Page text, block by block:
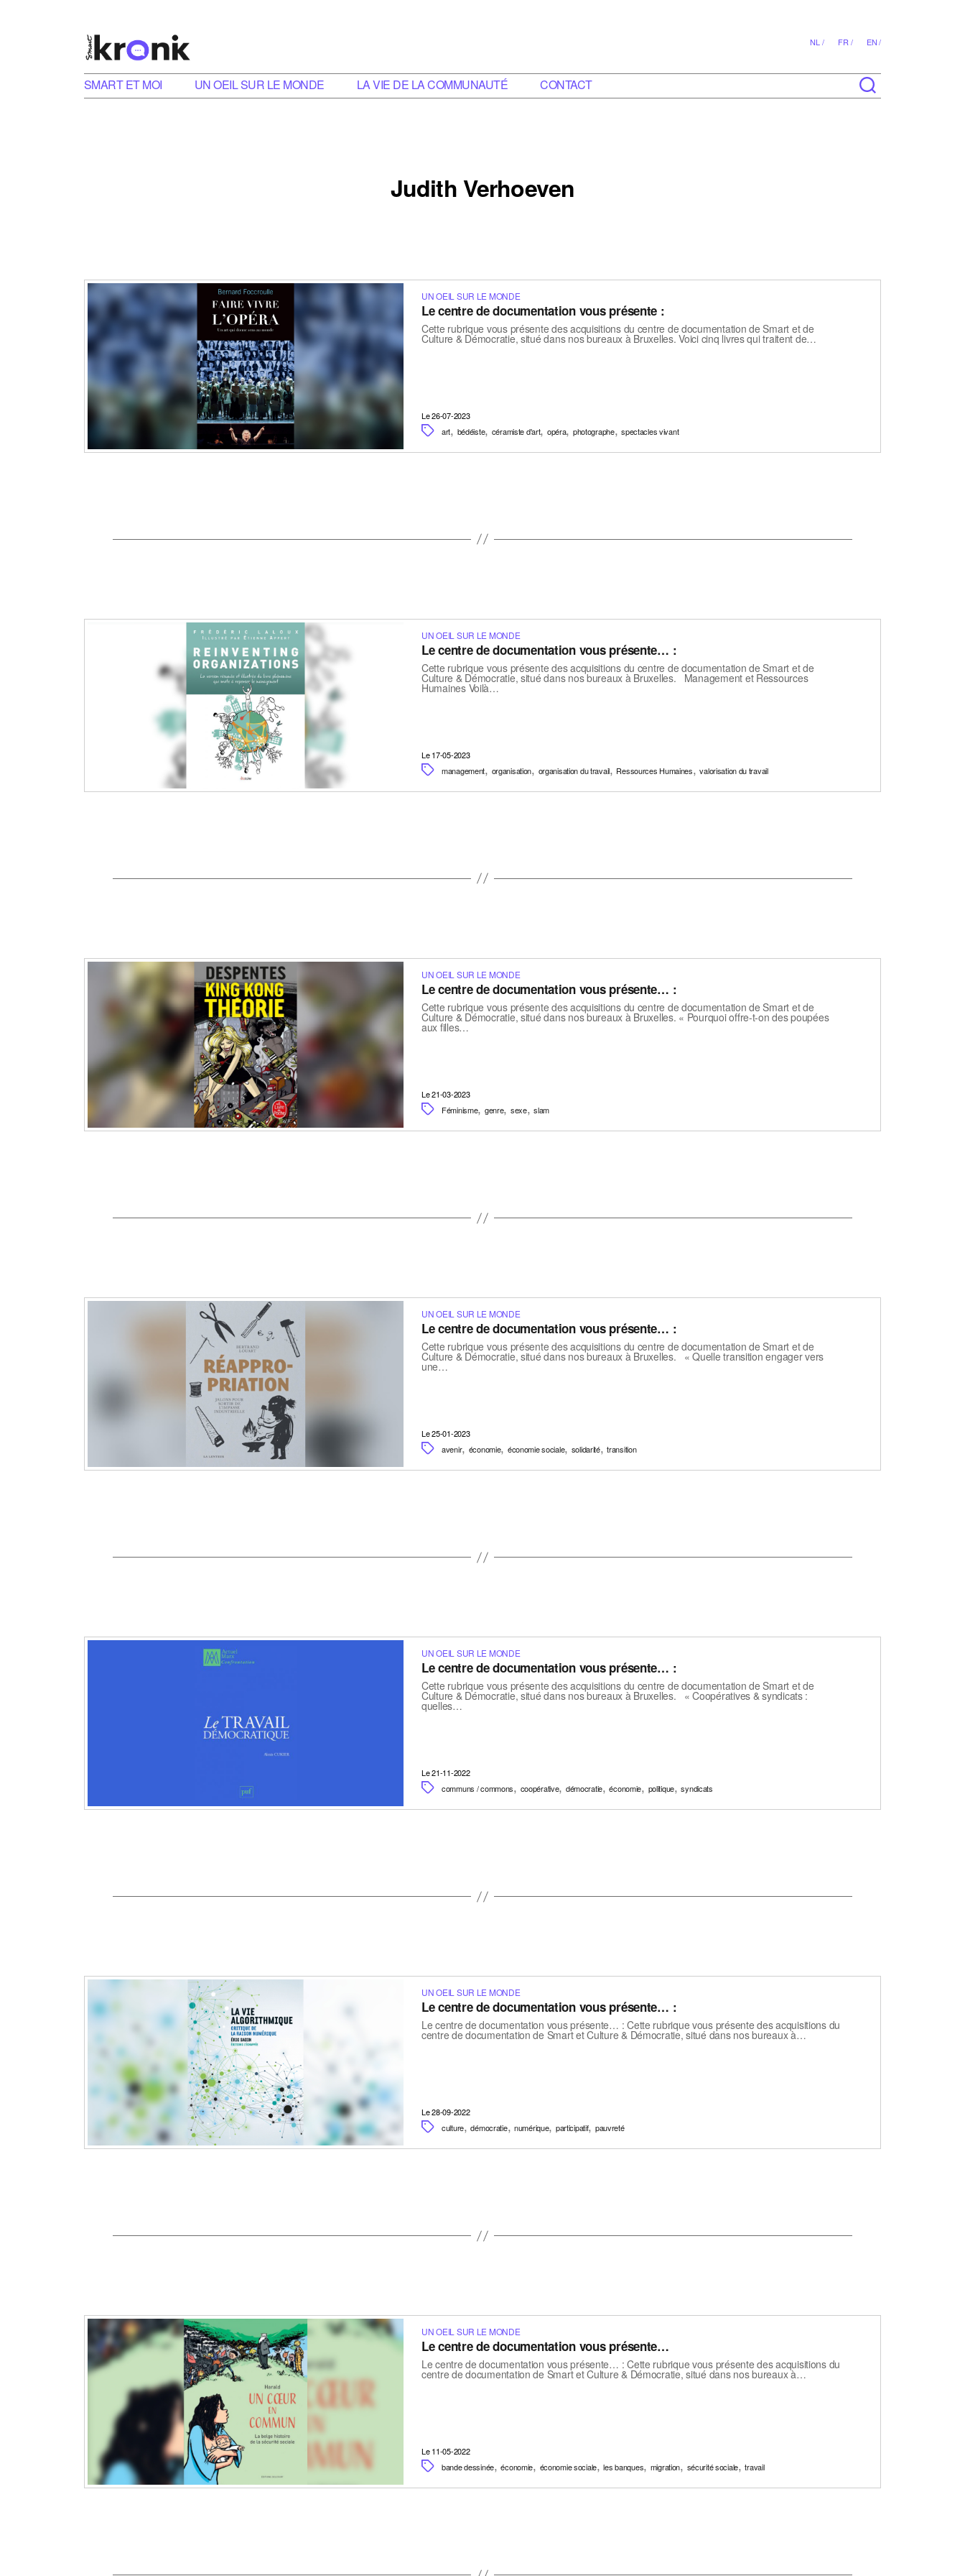
NL / FR / EN /
SMART ET MOI UN OEIL SUR LE MONDE LA VIE DE LA COMMUNAUTÉ CONTACT
Judith Verhoeven
UN OEIL SUR LE MONDE
Le centre de documentation vous présente :
Cette rubrique vous présente des acquisitions du centre de documentation de Smart et de
Culture & Démocratie, situé dans nos bureaux à Bruxelles. Voici cinq livres qui traitent de…
Le 26-07-2023
art, bédéiste, céramiste d'art, opéra, photographe,spectacles vivant
UN OEIL SUR LE MONDE
Le centre de documentation vous présente… :
Cette rubrique vous présente des acquisitions du centre de documentation de Smart et de
Culture & Démocratie, situé dans nos bureaux à Bruxelles. Management et Ressources
Humaines Voilà…
Le 17-05-2023
management, organisation, organisation du travail, Ressources Humaines,valorisation du travail
UN OEIL SUR LE MONDE
Le centre de documentation vous présente… :
Cette rubrique vous présente des acquisitions du centre de documentation de Smart et de
Culture & Démocratie, situé dans nos bureaux à Bruxelles. « Pourquoi offre-t-on des poupées
aux filles…
Le 21-03-2023
Féminisme, genre, sexe,slam
UN OEIL SUR LE MONDE
Le centre de documentation vous présente… :
Cette rubrique vous présente des acquisitions du centre de documentation de Smart et de
Culture & Démocratie, situé dans nos bureaux à Bruxelles. « Quelle transition engager vers
une…
Le 25-01-2023
avenir, économie, économie sociale, solidarité,transition
UN OEIL SUR LE MONDE
Le centre de documentation vous présente… :
Cette rubrique vous présente des acquisitions du centre de documentation de Smart et de
Culture & Démocratie, situé dans nos bureaux à Bruxelles. « Coopératives & syndicats :
quelles…
Le 21-11-2022
communs / commons, coopérative, démocratie,économie, politique,syndicats
UN OEIL SUR LE MONDE
Le centre de documentation vous présente… :
Le centre de documentation vous présente… : Cette rubrique vous présente des acquisitions du
centre de documentation de Smart et Culture & Démocratie, situé dans nos bureaux à…
Le 28-09-2022
culture,démocratie, numérique, participatif, pauvreté
UN OEIL SUR LE MONDE
Le centre de documentation vous présente…
Le centre de documentation vous présente… : Cette rubrique vous présente des acquisitions du
centre de documentation de Smart et Culture & Démocratie, situé dans nos bureaux à…
Le 11-05-2022
bande dessinée,économie, économie sociale,les banques, migration, sécurité sociale,travail